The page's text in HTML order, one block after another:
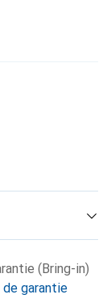
(Bring-in)
garantie